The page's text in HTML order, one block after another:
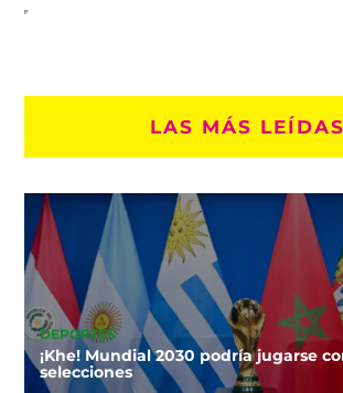
LAS MÁS LEÍDAS
DEPORTES
¡Khe! Mundial 2030 podría jugarse
selecciones